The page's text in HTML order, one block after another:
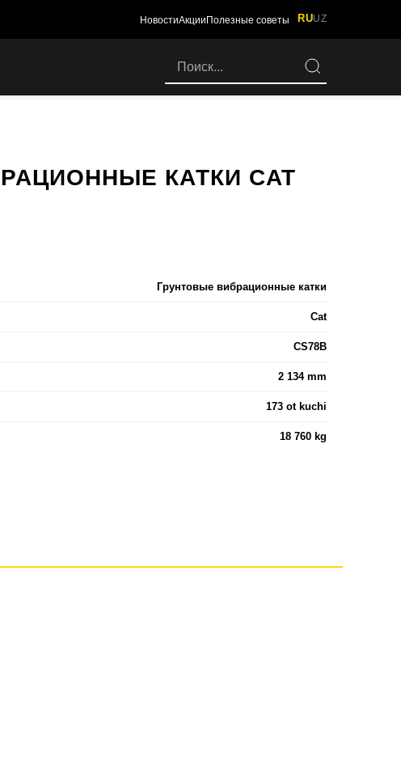
НовостиАкции Полезные советы RUUZ
КАТКИ CAT
Грунтовые вибрационные катки
Cat
CS78B
2 134 mm
173 ot kuchi
18 760 kg